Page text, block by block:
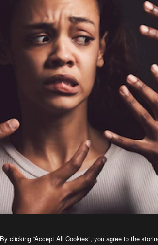
By clicking “Accept All Cookies”, you agree to the